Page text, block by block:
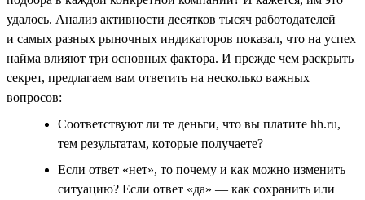
удалось. Анализ активности десятков тысяч работодателей
и самых разных рыночных индикаторов показал, что на успех
найма влияют три основных фактора. И прежде чем раскрыть
секрет, предлагаем вам ответить на несколько важных
вопросов:
Соответствуют ли те деньги, что вы платите hh.ru,
тем результатам, которые получаете?
Если ответ «нет», то почему и как можно изменить
ситуацию? Если ответ «да» — как сохранить или